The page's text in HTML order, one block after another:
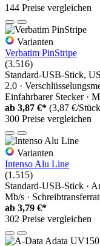
144 Preise vergleichen
Varianten
Verbatim PinStripe
(3.516)
Standard-USB-Stick,
2.0 ·
Einfahrbarer Stecker ·
ab 3,87 €* (3,87 €/
300 Preise vergleichen
Varianten
Intenso Alu Line
(1.515)
Standard-USB-Stick ·
Mb/s ·
ab 3,79 €*
302 Preise vergleichen